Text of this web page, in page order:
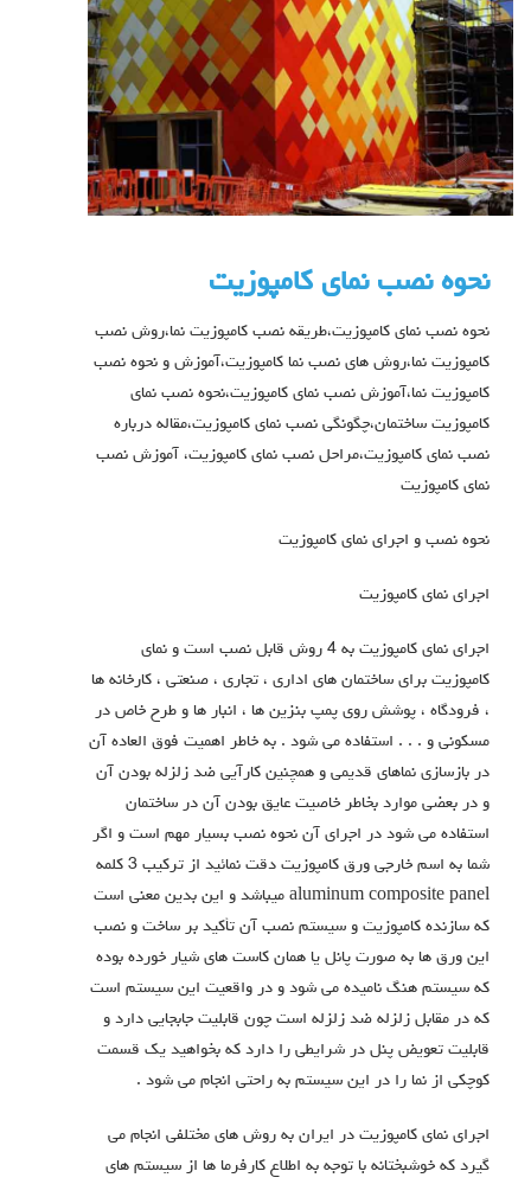
نحوه نصب نمای کامپوزیت
نحوه نصب نمای کامپوزیت،طریقه نصب کامپوزیت نما،روش نصب
کامپوزیت نما،روش های نصب نما کامپوزیت،آموزش و نحوه نصب
کامپوزیت نما،آموزش نصب نمای کامپوزیت،نحوه نصب نمای
کامپوزیت ساختمان،چگونگی نصب نمای کامپوزیت،مقاله درباره
نصب نمای کامپوزیت،مراحل نصب نمای کامپوزیت، آموزش نصب
نمای کامپوزیت
نحوه نصب و اجرای نمای کامپوزیت
اجرای نمای کامپوزیت
اجرای نمای کامپوزیت به 4 روش قابل نصب است و نمای
کامپوزیت برای ساختمان های اداری ، تجاری ، صنعتی ، کارخانه ها
، فرودگاه ، پوشش روی پمپ بنزین ها ، انبار ها و طرح خاص در
مسکونی و . . . استفاده می شود . به خاطر اهمیت فوق العاده آن
در بازسازی نماهای قدیمی و همچنین کارآیی ضد زلزله بودن آن
و در بعضی موارد بخاطر خاصیت عایق بودن آن در ساختمان
استفاده می شود در اجرای آن نحوه نصب بسیار مهم است و اگر
شما به اسم خارجی ورق کامپوزیت دقت نمائید از ترکیب 3 کلمه
aluminum composite panel میباشد و این بدین معنی است
که سازنده کامپوزیت و سیستم نصب آن تأکید بر ساخت و نصب
این ورق ها به صورت پانل یا همان کاست های شیار خورده بوده
که سیستم هنگ نامیده می شود و در واقعیت این سیستم است
که در مقابل زلزله ضد زلزله است چون قابلیت جابجایی دارد و
قابلیت تعویض پنل در شرایطی را دارد که بخواهید یک قسمت
کوچکی از نما را در این سیستم به راحتی انجام می شود .
اجرای نمای کامپوزیت در ایران به روش های مختلفی انجام می
گیرد که خوشبختانه با توجه به اطلاع کارفرما ها از سیستم های